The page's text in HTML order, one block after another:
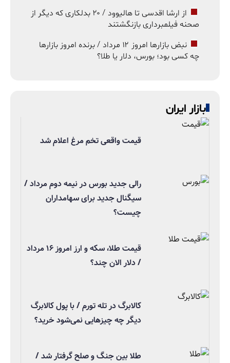
از ارشا اقدسی تا هالیوود / ۲۰ بدلکاری که دیگر از
صحنه فیلمبرداری بازنگشتند
نبض بازارها امروز ۱۲ مرداد / برنده امروز بازارها
چه کسی بود؛ بورس، دلار یا طلا؟
بازار ایران
قیمت واقعی تخم مرغ اعلام شد
رالی جدید بورس در نیمه دوم مرداد /
سیگنال جدید برای سهامداران
چیست؟
قیمت طلا، سکه و ارز امروز ۱۶ مرداد
/ دلار الان چند؟
کالابرگ در تله تورم / با پول کالابرگ
دیگر چه چیزهایی نمی‌شود خرید؟
طلا بین جنگ و صلح گرفتار شد /